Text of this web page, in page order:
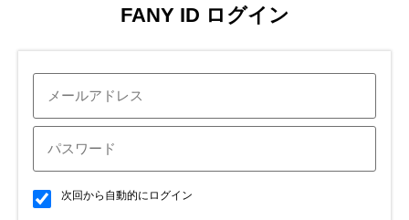
FANY ID ログイン
次回から自動的にログイン